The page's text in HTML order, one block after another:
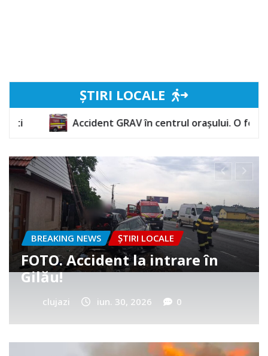
ȘTIRI LOCALE
în centrul orașului. O femeie a rămas încarcerată
BREAKING NEWS ȘTIRI LOCALE
Cum a murit băiețelul din
Vultureni? Era cu tatăl în
cimitir
clujazi iun. 25, 2026 0